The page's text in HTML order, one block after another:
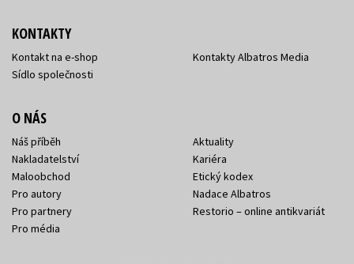
KONTAKTY
Kontakt na e-shop
Sídlo společnosti
Kontakty Albatros Media
O NÁS
Náš příběh
Nakladatelství
Maloobchod
Pro autory
Pro partnery
Pro média
Aktuality
Kariéra
Etický kodex
Nadace Albatros
Restorio – online antikvariát